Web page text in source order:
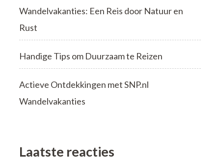
Wandelvakanties: Een Reis door Natuur en
Rust
Handige Tips om Duurzaam te Reizen
Actieve Ontdekkingen met SNP.nl
Wandelvakanties
Laatste reacties